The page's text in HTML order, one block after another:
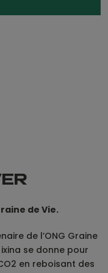
de Vie.
de l’ONG Graine
se donne pour
en reboisant des